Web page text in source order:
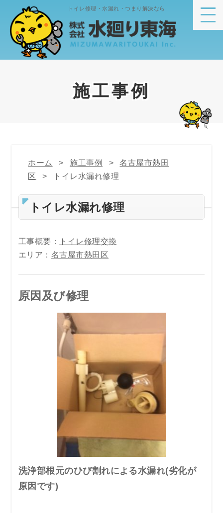
トイレ修理・水漏れ・つまり解決なら
施工事例
ホーム 施工事例
名古屋市熱田
区
トイレ水漏れ修理
トイレ水漏れ修理
工事概要：
トイレ修理交換
エリア： 名古屋市熱田区
原因及び修理
洗浄部根元のひび割れによる水漏れ(劣化が
原因です)